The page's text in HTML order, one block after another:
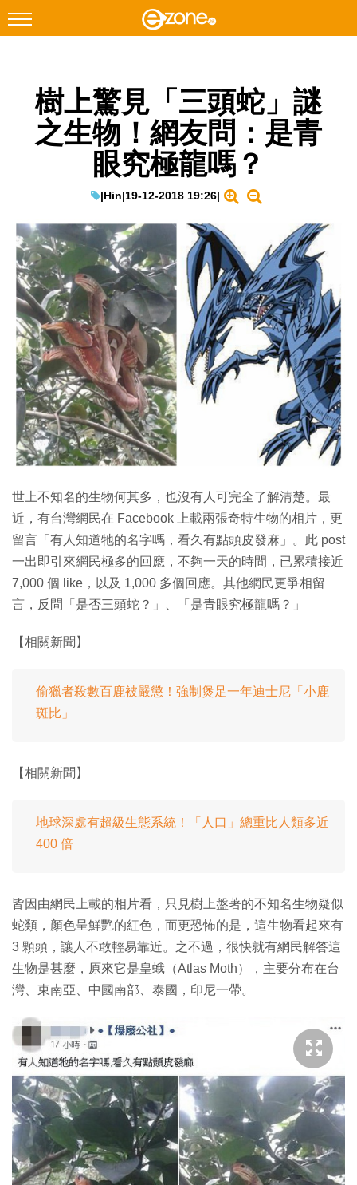
Facebook Instagram
科技焦點
教學評測
EduTech
IT Times
生成式AI與雲端應用
Enterprise Digital Transformation
特集
樹上驚見「三頭蛇」謎
之生物！網友問：是青
眼究極龍嗎？
|Hin|19-12-2018 19:26|
世上不知名的生物何其多，也沒有人可完全了解清楚。最
近，有台灣網民在 Facebook 上載兩張奇特生物的相片，更
留言「有人知道牠的名字嗎，看久有點頭皮發麻」。此 post
一出即引來網民極多的回應，不夠一天的時間，已累積接近
7,000 個 like，以及 1,000 多個回應。其他網民更爭相留
言，反問「是否三頭蛇？」、「是青眼究極龍嗎？」
【相關新聞】
偷獵者殺數百鹿被嚴懲！強制煲足一年迪士尼「小鹿
斑比」
【相關新聞】
地球深處有超級生態系統！「人口」總重比人類多近
400 倍
皆因由網民上載的相片看，只見樹上盤著的不知名生物疑似
蛇類，顏色呈鮮艷的紅色，而更恐怖的是，這生物看起來有
3 顆頭，讓人不敢輕易靠近。之不過，很快就有網民解答這
生物是甚麼，原來它是皇蛾（Atlas Moth），主要分布在台
灣、東南亞、中國南部、泰國，印尼一帶。